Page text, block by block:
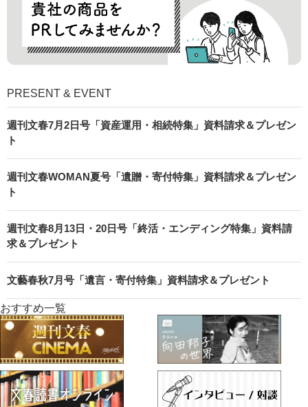
PRESENT & EVENT
週刊文春7月2日号「資産運用・相続特集」資料請求＆プレゼン
ト
週刊文春WOMAN夏号「遺贈・寄付特集」資料請求＆プレゼン
ト
週刊文春8月13日・20日号「終活・エンディング特集」資料請
求＆プレゼント
文藝春秋7月号「遺言・寄付特集」資料請求＆プレゼント
おすすめ一覧